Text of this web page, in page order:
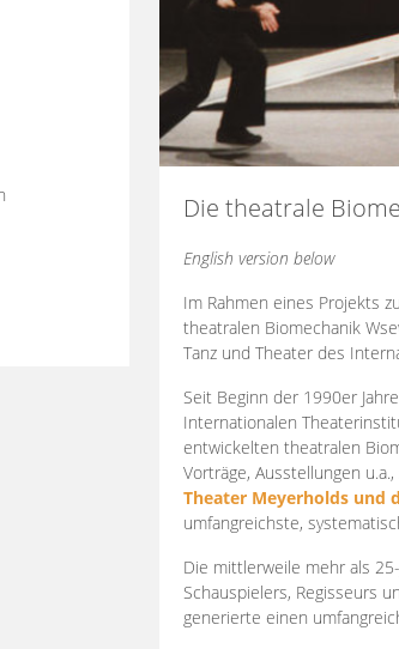
Die theatrale
English version below
Im Rahmen eines Projekts
theatralen Biomechanik
Tanz und Theater des
Seit Beginn der 1990er
Internationalen
entwickelten theatralen
Vorträge, Ausstellungen
Theater Meyerholds und
umfangreichste,
Die mittlerweile mehr als
Schauspielers, Regisseurs
generierte einen